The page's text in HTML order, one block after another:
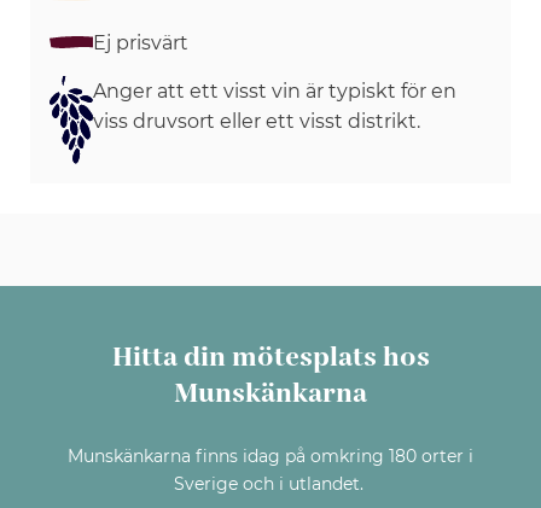
Ej prisvärt
Anger att ett visst vin är typiskt för en
viss druvsort eller ett visst distrikt.
Hitta din mötesplats hos
Munskänkarna
Munskänkarna finns idag på omkring 180 orter i
Sverige och i utlandet.